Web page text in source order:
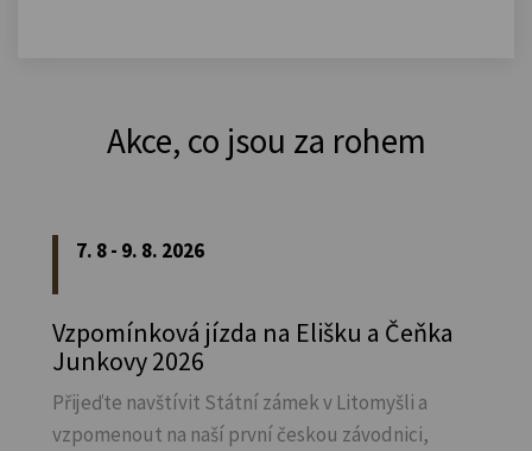
Akce, co jsou za rohem
7. 8 - 9. 8. 2026
Vzpomínková jízda na Elišku a Čeňka
Junkovy 2026
Přijeďte navštívit Státní zámek v Litomyšli a
vzpomenout na naší první českou závodnici,